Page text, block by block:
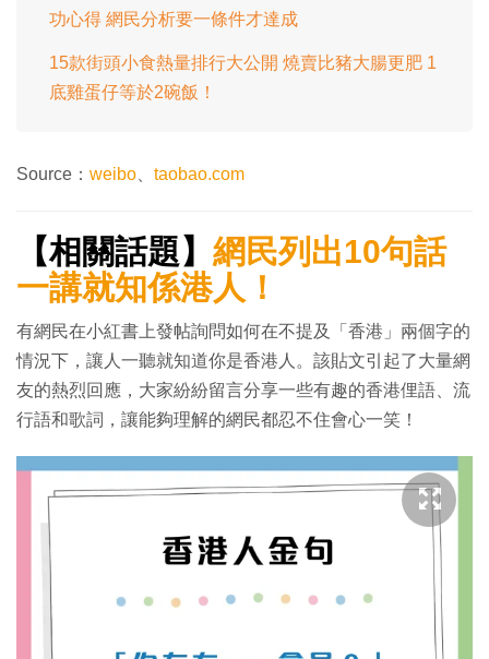
功心得 網民分析要一條件才達成
15款街頭小食熱量排行大公開 燒賣比豬大腸更肥 1
底雞蛋仔等於2碗飯！
Source： weibo taobao.com
【相關話題】 網民列出10句話
一講就知係港人！
有網民在小紅書上發帖詢問如何在不提及「香港」兩個字的
情況下，讓人一聽就知道你是香港人。該貼文引起了大量網
友的熱烈回應，大家紛紛留言分享一些有趣的香港俚語、流
行語和歌詞，讓能夠理解的網民都忍不住會心一笑！